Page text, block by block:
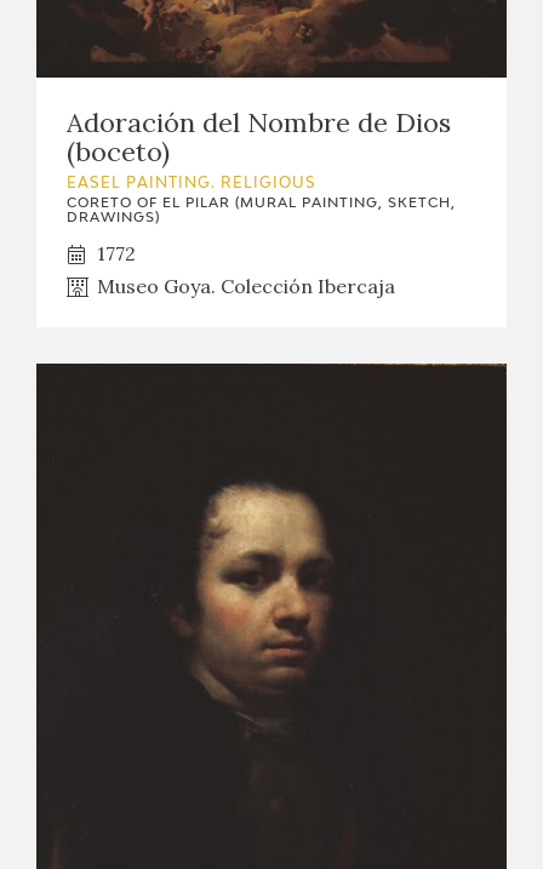
Adoración del Nombre de Dios
(boceto)
EASEL PAINTING. RELIGIOUS
CORETO OF EL PILAR (MURAL PAINTING, SKETCH,
DRAWINGS)
1772
Museo Goya. Colección Ibercaja